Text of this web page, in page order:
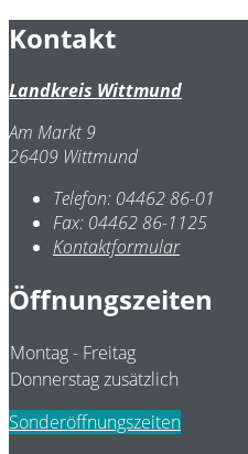
Kontakt
Landkreis Wittmund
Am Markt 9
26409 Wittmund
Telefon: 04462 86-01
Fax: 04462 86-1125
Kontaktformular
Öffnungszeiten
Montag - Freitag
Donnerstag zusätzlich
Sonderöffnungszeiten